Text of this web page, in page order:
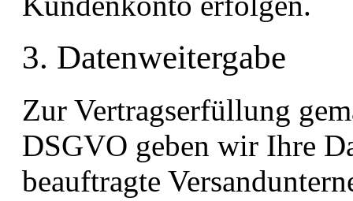
3. Datenweitergabe
Zur Vertragserfüllung
DSGVO geben wir Ihre
beauftragte